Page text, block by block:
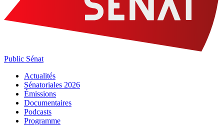
Public Sénat
Actualités
Sénatoriales 2026
Émissions
Documentaires
Podcasts
Programme